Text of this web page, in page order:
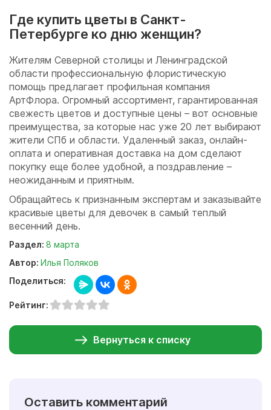
Где купить цветы в Санкт-
Петербурге ко дню женщин?
Жителям Северной столицы и Ленинградской
области профессиональную флористическую
помощь предлагает профильная компания
АртФлора. Огромный ассортимент, гарантированная
свежесть цветов и доступные цены – вот основные
преимущества, за которые нас уже 20 лет выбирают
жители СПб и области. Удаленный заказ, онлайн-
оплата и оперативная доставка на дом сделают
покупку еще более удобной, а поздравление –
неожиданным и приятным.
Обращайтесь к признанным экспертам и заказывайте
красивые цветы для девочек в самый теплый
весенний день.
Раздел: 8 марта
Автор: Илья Поляков
Поделиться:
Рейтинг:
Вернуться к списку
Оставить комментарий